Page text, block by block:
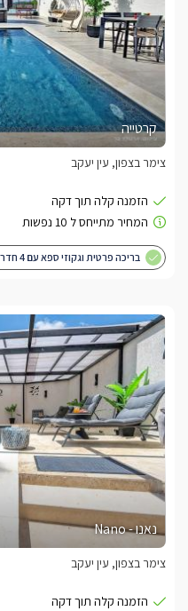
קרטייה
צימר בצפון, עין יעקב
בריכה פרטית וגקוזי ספא עם 4 חדרי שינה
נאנו - Nano
צימר בצפון, עין יעקב